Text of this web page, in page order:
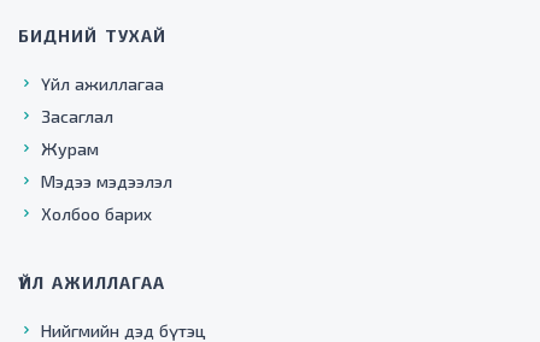
БИДНИЙ ТУХАЙ
Үйл ажиллагаа
Засаглал
Журам
Мэдээ мэдээлэл
Холбоо барих
ҮЙЛ АЖИЛЛАГАА
Нийгмийн дэд бүтэц